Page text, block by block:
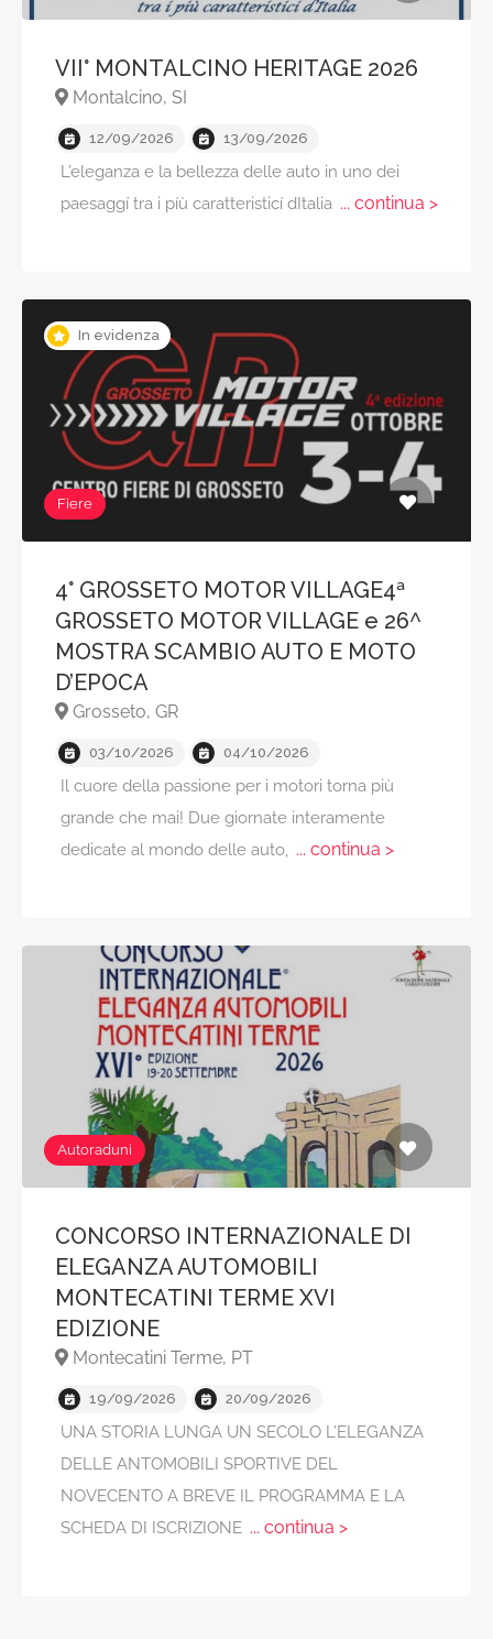
VII° MONTALCINO HERITAGE 2026
Montalcino, SI
12/09/2026 13/09/2026
L’eleganza e la bellezza delle auto in uno dei
paesaggí tra i píù caratteristicí dItalia... continua >
In evidenza
Fiere
4° GROSSETO MOTOR VILLAGE4ª
GROSSETO MOTOR VILLAGE e 26^
MOSTRA SCAMBIO AUTO E MOTO
D’EPOCA
Grosseto, GR
03/10/2026 04/10/2026
Il cuore della passione per i motori torna più
grande che mai! Due giornate interamente
dedicate al mondo delle auto, ... continua >
Autoraduni
CONCORSO INTERNAZIONALE DI
ELEGANZA AUTOMOBILI
MONTECATINI TERME XVI
EDIZIONE
Montecatini Terme, PT
19/09/2026 20/09/2026
UNA STORIA LUNGA UN SECOLO L’ELEGANZA
DELLE ANTOMOBILI SPORTIVE DEL
NOVECENTO A BREVE IL PROGRAMMA E LA
SCHEDA DI ISCRIZIONE... continua >